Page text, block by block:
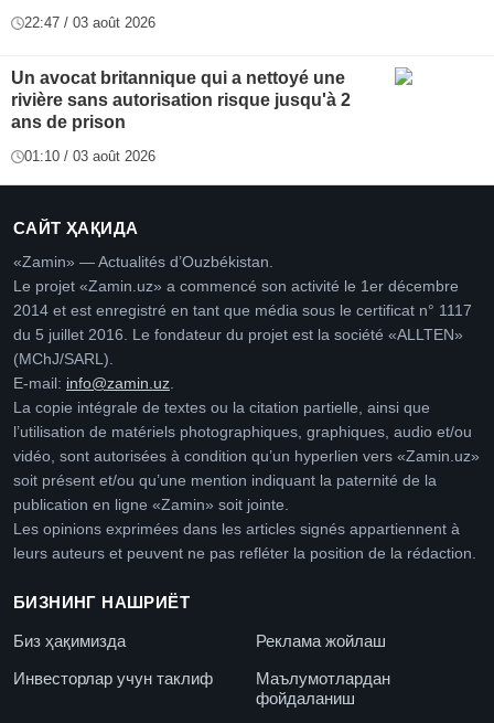
22:47 / 03 août 2026
Un avocat britannique qui a nettoyé une
rivière sans autorisation risque jusqu'à 2
ans de prison
01:10 / 03 août 2026
САЙТ ҲАҚИДА
«Zamin» — Actualités d’Ouzbékistan.
Le projet «Zamin.uz» a commencé son activité le 1er décembre
2014 et est enregistré en tant que média sous le certificat n° 1117
du 5 juillet 2016. Le fondateur du projet est la société «ALLTEN»
(MChJ/SARL).
E-mail: info@zamin.uz.
La copie intégrale de textes ou la citation partielle, ainsi que
l’utilisation de matériels photographiques, graphiques, audio et/ou
vidéo, sont autorisées à condition qu’un hyperlien vers «Zamin.uz»
soit présent et/ou qu’une mention indiquant la paternité de la
publication en ligne «Zamin» soit jointe.
Les opinions exprimées dans les articles signés appartiennent à
leurs auteurs et peuvent ne pas refléter la position de la rédaction.
БИЗНИНГ НАШРИЁТ
Биз ҳақимизда
Реклама жойлаш
Инвесторлар учун таклиф
Маълумотлардан
фойдаланиш